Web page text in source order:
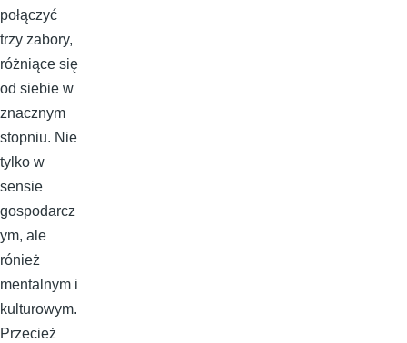
połączyć
trzy zabory,
różniące się
od siebie w
znacznym
stopniu. Nie
tylko w
sensie
gospodarcz
ym, ale
rónież
mentalnym i
kulturowym.
Przecież